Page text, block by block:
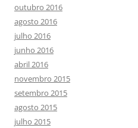
outubro 2016
agosto 2016
julho 2016
junho 2016
abril 2016
novembro 2015
setembro 2015
agosto 2015
julho 2015